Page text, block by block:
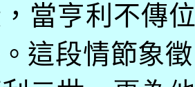
當亨利不傳
這段情節象